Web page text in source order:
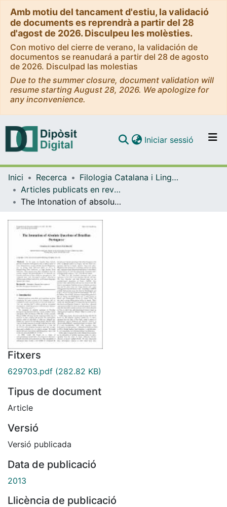
Amb motiu del tancament d'estiu, la validació
de documents es reprendrà a partir del 28
d'agost de 2026. Disculpeu les molèsties.
Con motivo del cierre de verano, la validación de
documentos se reanudará a partir del 28 de agosto
de 2026. Disculpad las molestias
Due to the summer closure, document validation will
resume starting August 28, 2026. We apologize for
any inconvenience.
Navega per tot el DD
Com publicar
Iniciar sessió (current)
Inici Recerca
Filologia Catalana i Lingüística General
Articles publicats en revistes (Filologia Catalana i Lingüística General)
The Intonation of absolute questions of Brazilian Portuguese
Fitxers
629703.pdf (282.82 KB)
Tipus de document
Article
Versió
Versió publicada
Data de publicació
2013
Llicència de publicació